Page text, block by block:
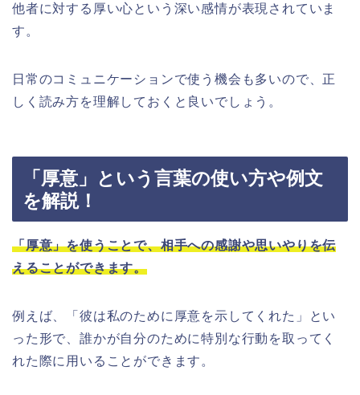
他者に対する厚い心という深い感情が表現されていま
す。
日常のコミュニケーションで使う機会も多いので、正
しく読み方を理解しておくと良いでしょう。
「厚意」という言葉の使い方や例文
を解説！
「厚意」を使うことで、相手への感謝や思いやりを伝
えることができます。
例えば、「彼は私のために厚意を示してくれた」とい
った形で、誰かが自分のために特別な行動を取ってく
れた際に用いることができます。